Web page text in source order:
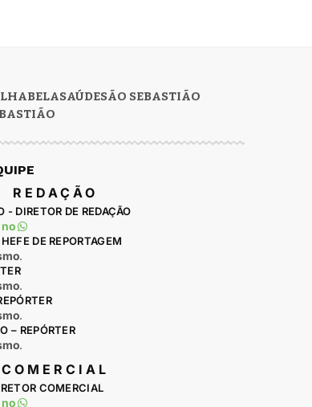
SAÚDESÃO SEBASTIÃO
REDAÇÃO
DIRETOR DE REDAÇÃO
no
DE REPORTAGEM
.
.
.
– REPÓRTER
.
COMERCIAL
COMERCIAL
no